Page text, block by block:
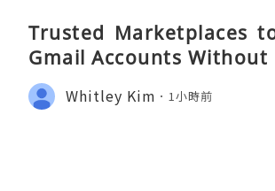
Trusted Marketplaces
Gmail Accounts Without
Whitley Kim 1小時前